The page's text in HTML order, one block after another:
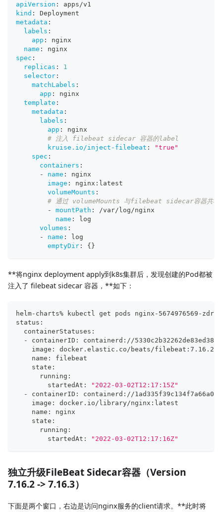
apiVersion :
apps/v1
kind :
Deployment
metadata :
labels :
app :
nginx
name :
nginx
spec :
replicas :
1
selector :
matchLabels :
app :
nginx
template :
metadata :
labels :
app :
nginx
# 注入 filebeat sidecar 容器的label
kruise.io/inject-filebeat :
"true"
spec :
containers :
-
name :
nginx
image : nginx : latest
volumeMounts :
# 通过 volumeMounts 与filebeat sidecar容器共
-
mountPath :
/var/log/nginx
name :
log
volumes :
-
name :
log
emptyDir : { }
**将nginx deployment apply到k8s集群后，发现创建的Pod都被
注入了 filebeat sidecar 容器，**如下：
helm-charts% kubectl get pods nginx-5674976569-
status:
  containerStatuses:
- containerID: containerd://
    image: docker.elastic.co/beats/filebeat:7.16.2
    name: filebeat
    state:
      running:
        startedAt:
"2022-03-02T12:17:15Z"
- containerID: containerd://
    image: docker.io/library/nginx:latest
    name: nginx
    state:
      running:
        startedAt:
"2022-03-02T12:17:16Z"
独立升级FileBeat Sidecar容器（Version
7.16.2 -> 7.16.3）
下面是两个窗口，右边是访问nginx服务的client请求。**此时将